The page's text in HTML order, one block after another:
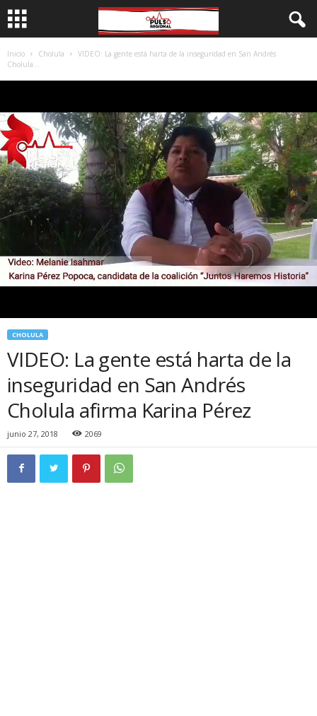
Inicio Cholula
VIDEO: La gente está harta de la inseguridad en San Andrés
Cholula...
CHOLULA
VIDEO: La gente está harta de la
inseguridad en San Andrés
Cholula afirma Karina Pérez
junio 27, 2018 2069